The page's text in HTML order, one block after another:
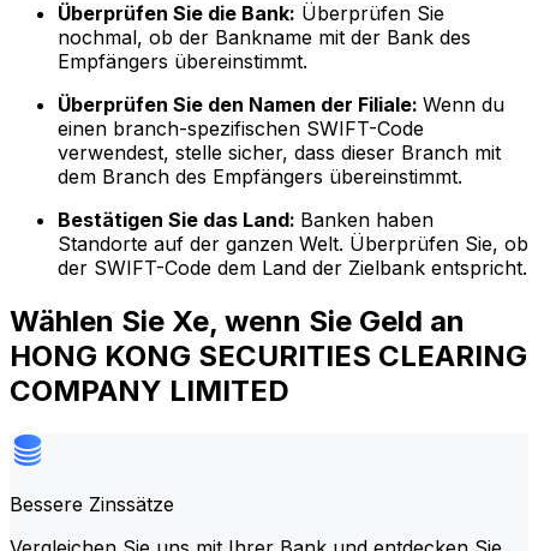
Überprüfen Sie die Bank: Überprüfen Sie
nochmal, ob der Bankname mit der Bank des
Empfängers übereinstimmt.
Überprüfen Sie den Namen der Filiale: Wenn du
einen branch-spezifischen SWIFT-Code
verwendest, stelle sicher, dass dieser Branch mit
dem Branch des Empfängers übereinstimmt.
Bestätigen Sie das Land: Banken haben
Standorte auf der ganzen Welt. Überprüfen Sie, ob
der SWIFT-Code dem Land der Zielbank entspricht.
Wählen Sie Xe, wenn Sie Geld an
HONG KONG SECURITIES CLEARING
COMPANY LIMITED
Bessere Zinssätze